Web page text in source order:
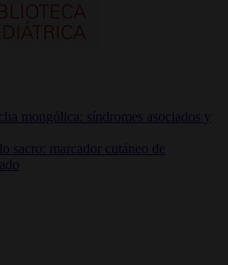
mongólica: síndromes asociados y
sacro: marcador cutáneo de